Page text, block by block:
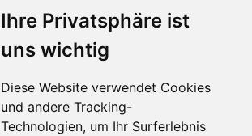
Ihre Privatsphäre ist
uns wichtig
Diese Website verwendet Cookies
und andere Tracking-
Technologien, um Ihr Surferlebnis